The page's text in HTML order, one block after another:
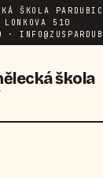
ŠKOLA
LONKOVA 510
škola